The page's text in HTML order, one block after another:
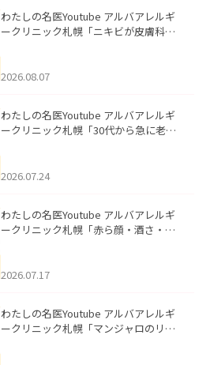
わたしの名医Youtube アルバアレルギ
ークリニック札幌「ニキビが皮膚科で
ました。
2026.08.07
わたしの名医Youtube アルバアレルギ
ークリニック札幌「30代から急に老け
た。
2026.07.24
わたしの名医Youtube アルバアレルギ
ークリニック札幌「赤ら顔・酒さ・ニ
した。
2026.07.17
わたしの名医Youtube アルバアレルギ
ークリニック札幌「マンジャロのリア